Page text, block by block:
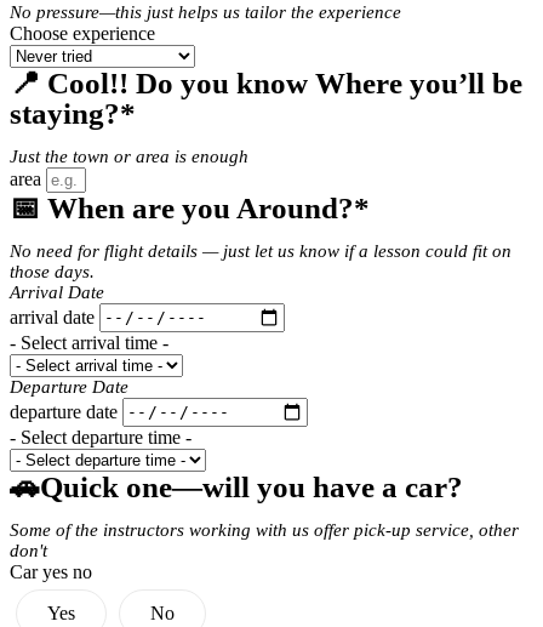
No pressure—this just helps us tailor the experience
Choose experience
📍 Cool!! Do you know Where you’ll be
staying?*
Just the town or area is enough
area
📅 When are you Around?*
No need for flight details — just let us know if a lesson could fit on
those days.
Arrival Date
arrival date
- Select arrival time -
Departure Date
departure date
- Select departure time -
🚗Quick one—will you have a car?
Some of the instructors working with us offer pick-up service, other
don't
Car yes no
Yes
No